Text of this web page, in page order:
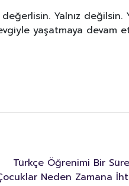
Yalnız değilsin.
yaşatmaya devam
Türkçe Öğrenimi Bir
Neden Zamana